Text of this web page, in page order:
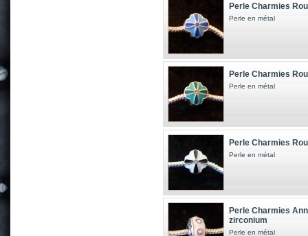
Perle Charmies
Perle en métal
Perle Charmies
Perle en métal
Perle Charmies
Perle en métal
Perle Charmies
zirconium
Perle en métal